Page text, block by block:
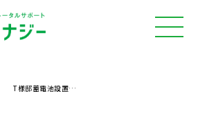
MEN
T様邸蓄電池設置しました♪